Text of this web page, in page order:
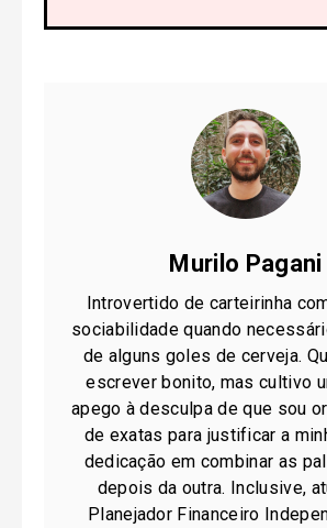
Murilo Pagani
Introvertido de carteirinha
sociabilidade quando
de alguns goles de cerveja.
escrever bonito, mas cultivo
apego à desculpa de que sou
de exatas para justificar a
dedicação em combinar as
depois da outra. Inclusive,
Planejador Financeiro